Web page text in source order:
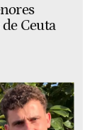
Ceuta